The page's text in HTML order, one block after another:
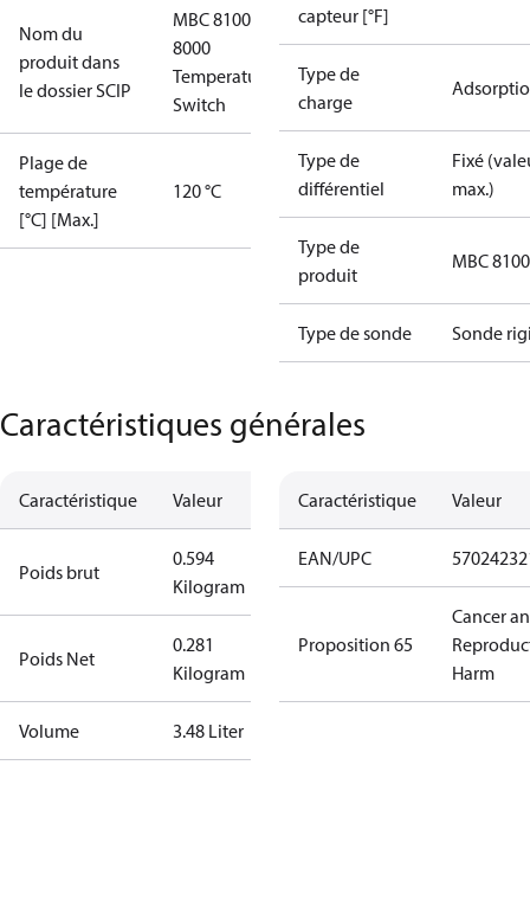
Nom du
produit dans
le dossier SCIP
MBC 8100
8000
Temperature
Switch
Plage de
température
[°C] [Max.]
120 °C
capteur [°F]
Type de
charge
Type de
différentiel
Fixé
max.)
Type de
produit
MBC 8100
Type de sonde Sonde
Caractéristiques générales
Caractéristique Valeur
Poids brut
0.594
Kilogram
Poids Net
0.281
Kilogram
Volume 3.48 Liter
Caractéristique Valeur
EAN/UPC
Proposition 65
Cancer
Harm